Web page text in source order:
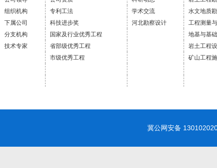
组织机构
专利工法 学术交流
水文地质
下属公司
科技进步奖 河北勘察设计
工程测量
分支机构
国家及行业优秀工程
地基与基
技术专家
省部级优秀工程
岩土工程
市级优秀工程
矿山工程
冀公网安备